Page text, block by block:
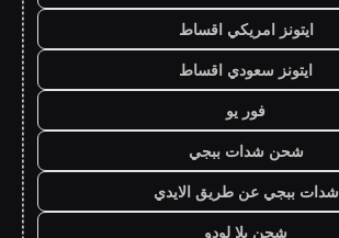
ايتونز امريكي اقساط
ايتونز سعودي اقساط
فور يو
شحن شدات ببجي
شدات ببجي عن طريق الايدي
شحن يلا لودو